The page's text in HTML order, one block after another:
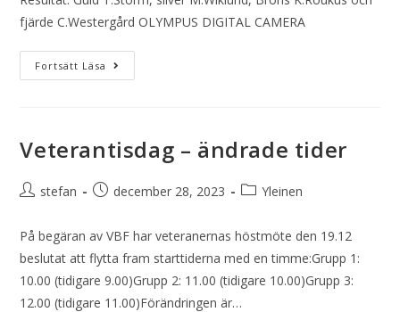
fjärde C.Westergård OLYMPUS DIGITAL CAMERA
Fortsätt Läsa
Veterantisdag – ändrade tider
stefan december 28, 2023 Yleinen
På begäran av VBF har veteranernas höstmöte den 19.12
beslutat att flytta fram starttiderna med en timme:Grupp 1:
10.00 (tidigare 9.00)Grupp 2: 11.00 (tidigare 10.00)Grupp 3:
12.00 (tidigare 11.00)Förändringen är…